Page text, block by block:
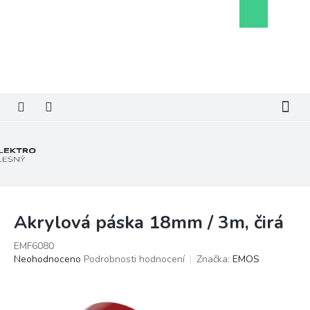
košík
Akrylová páska 18mm / 3m, čirá
EMF6080
Průměrné
Neohodnoceno Podrobnosti hodnocení Značka: EMOS